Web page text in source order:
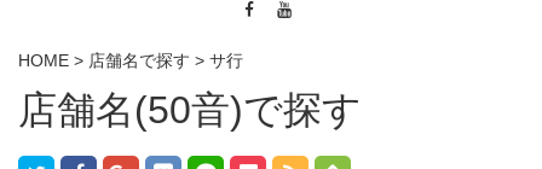
HOME > 店舗名で探す > サ行
店舗名(50音)で探す